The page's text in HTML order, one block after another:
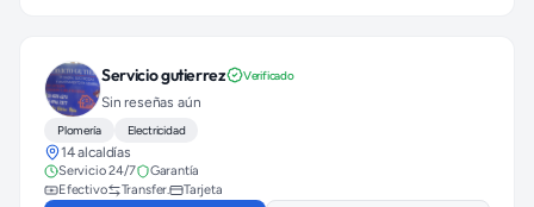
Servicio gutierrez Verificado
Sin reseñas aún
Plomería Electricidad
14 alcaldías
Servicio 24/7
Garantía
Efectivo
Transfer. Tarjeta